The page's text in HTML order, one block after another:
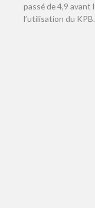
passé de 4,9 avant
l’utilisation du KPB.